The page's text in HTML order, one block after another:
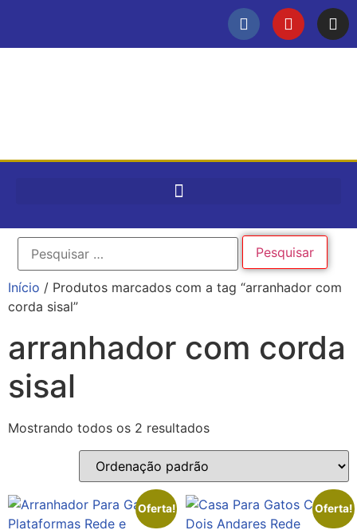
Início / Produtos marcados com a tag “arranhador com
corda sisal”
arranhador com corda
sisal
Mostrando todos os 2 resultados
Oferta! Oferta!